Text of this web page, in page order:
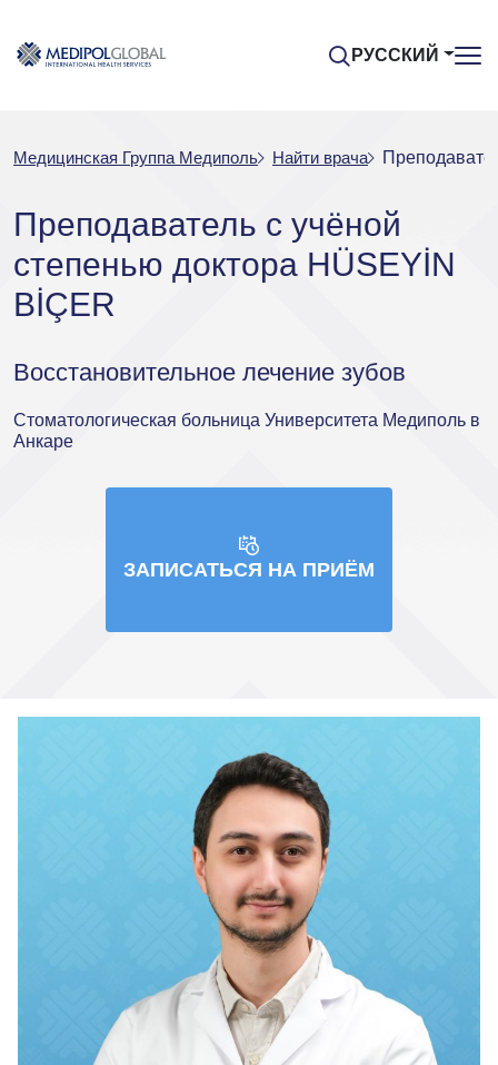
РУССКИЙ
Медицинская Группа Медиполь Найти врача
Преподаватель с учёной
степенью доктора HÜSEYİN
BİÇER
Восстановительное лечение зубов
Стоматологическая больница Университета Медиполь в
Анкаре
ЗАПИСАТЬСЯ НА ПРИЁМ